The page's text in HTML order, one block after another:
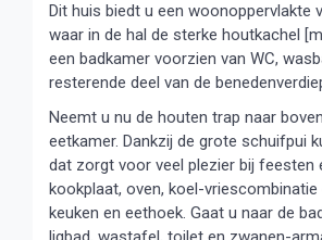
Dit huis biedt u een woonoppervlakte
waar in de hal de sterke houtkachel
een badkamer voorzien van WC,
resterende deel van de
Neemt u nu de houten trap naar
eetkamer. Dankzij de grote schuifpui
dat zorgt voor veel plezier bij feesten
kookplaat, oven, koel-
keuken en eethoek. Gaat u naar de